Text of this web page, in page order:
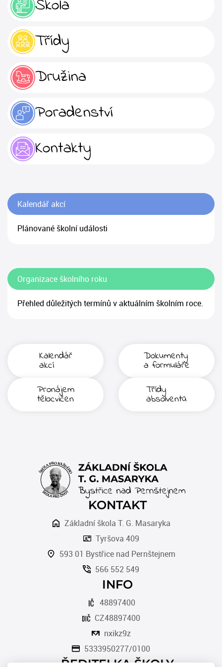
Škola
Třídy
Družina
Poradenství
Kontakty
Kalendář akcí
Plánované školní události
Organizace školního roku
Přehled důležitých termínů v aktuálním školním roce.
Kalendář
akcí
Dokumenty
a formuláře
Pronájem
tělocvičen
Třídy
absolventů
KONTAKT
Základní škola T. G. Masaryka
Tyršova 409
593 01 Bystřice nad Pernštejnem
566 552 549
INFO
48897400
CZ48897400
nxikz9z
5333950277/0100
ŘEDITELKA ŠKOLY